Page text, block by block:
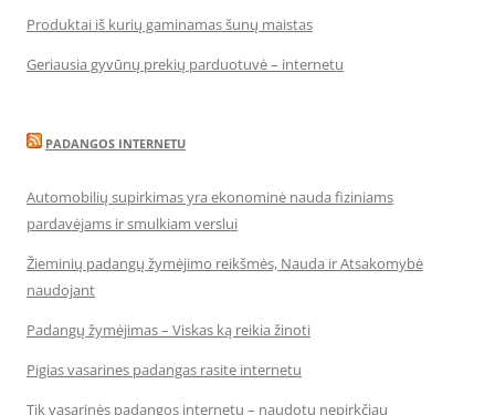
Produktai iš kurių gaminamas šunų maistas
Geriausia gyvūnų prekių parduotuvė – internetu
PADANGOS INTERNETU
Automobilių supirkimas yra ekonominė nauda fiziniams
pardavėjams ir smulkiam verslui
Žieminių padangų žymėjimo reikšmės, Nauda ir Atsakomybė
naudojant
Padangų žymėjimas – Viskas ką reikia žinoti
Pigias vasarines padangas rasite internetu
Tik vasarinės padangos internetu – naudotų nepirkčiau